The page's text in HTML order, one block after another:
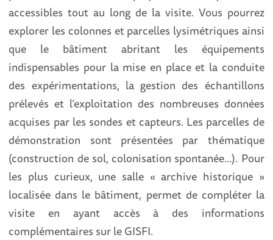
accessibles tout au long de la visite. Vous pourrez
explorer les colonnes et parcelles lysimétriques ainsi
que le bâtiment abritant les équipements
indispensables pour la mise en place et la conduite
des expérimentations, la gestion des échantillons
prélevés et l’exploitation des nombreuses données
acquises par les sondes et capteurs. Les parcelles de
démonstration sont présentées par thématique
(construction de sol, colonisation spontanée...). Pour
les plus curieux, une salle « archive historique »
localisée dans le bâtiment, permet de compléter la
visite en ayant accès à des informations
complémentaires sur le GISFI.